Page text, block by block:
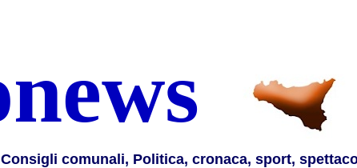
comunali, Politica, cronaca, sport,